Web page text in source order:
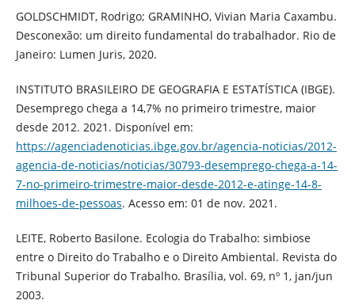
GOLDSCHMIDT, Rodrigo; GRAMINHO, Vivian Maria Caxambu.
Desconexão: um direito fundamental do trabalhador. Rio de
Janeiro: Lumen Juris, 2020.
INSTITUTO BRASILEIRO DE GEOGRAFIA E ESTATÍSTICA (IBGE).
Desemprego chega a 14,7% no primeiro trimestre, maior
desde 2012. 2021. Disponível em:
https://agenciadenoticias.ibge.gov.br/agencia-noticias/2012-
agencia-de-noticias/noticias/30793-desemprego-chega-a-14-
7-no-primeiro-trimestre-maior-desde-2012-e-atinge-14-8-
milhoes-de-pessoas. Acesso em: 01 de nov. 2021.
LEITE, Roberto Basilone. Ecologia do Trabalho: simbiose
entre o Direito do Trabalho e o Direito Ambiental. Revista do
Tribunal Superior do Trabalho. Brasília, vol. 69, nº 1, jan/jun
2003.